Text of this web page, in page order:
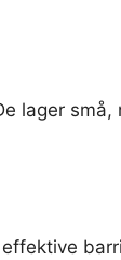
lager små,